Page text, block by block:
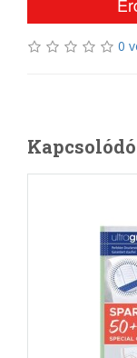
0